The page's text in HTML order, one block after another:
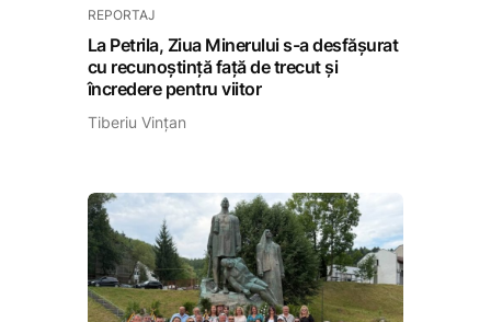
REPORTAJ
La Petrila, Ziua Minerului s-a desfășurat
cu recunoștință față de trecut și
încredere pentru viitor
Tiberiu Vințan